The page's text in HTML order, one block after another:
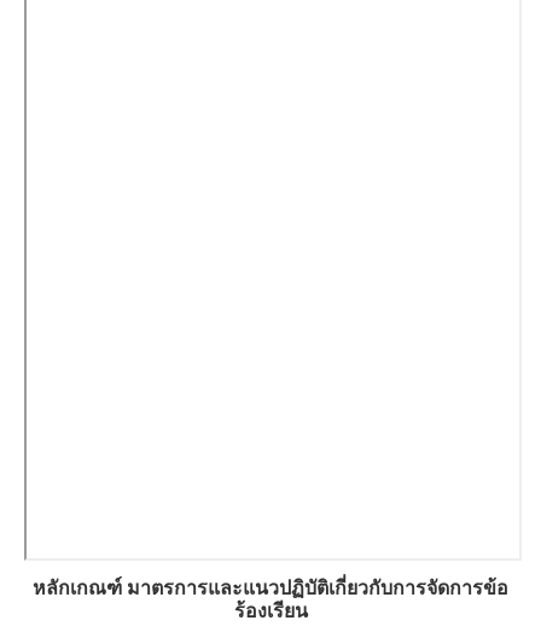
หลักเกณฑ์ มาตรการและแนวปฏิบัติเกี่ยวกับการจัดการข้อ
ร้องเรียน